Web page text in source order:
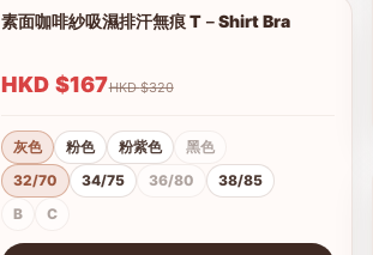
素面咖啡紗吸濕排汗無痕 T－Shirt Bra
HKD $167 HKD $320
灰色 粉色 粉紫色
黑色
32/70
34/75 36/80
38/85
B
C